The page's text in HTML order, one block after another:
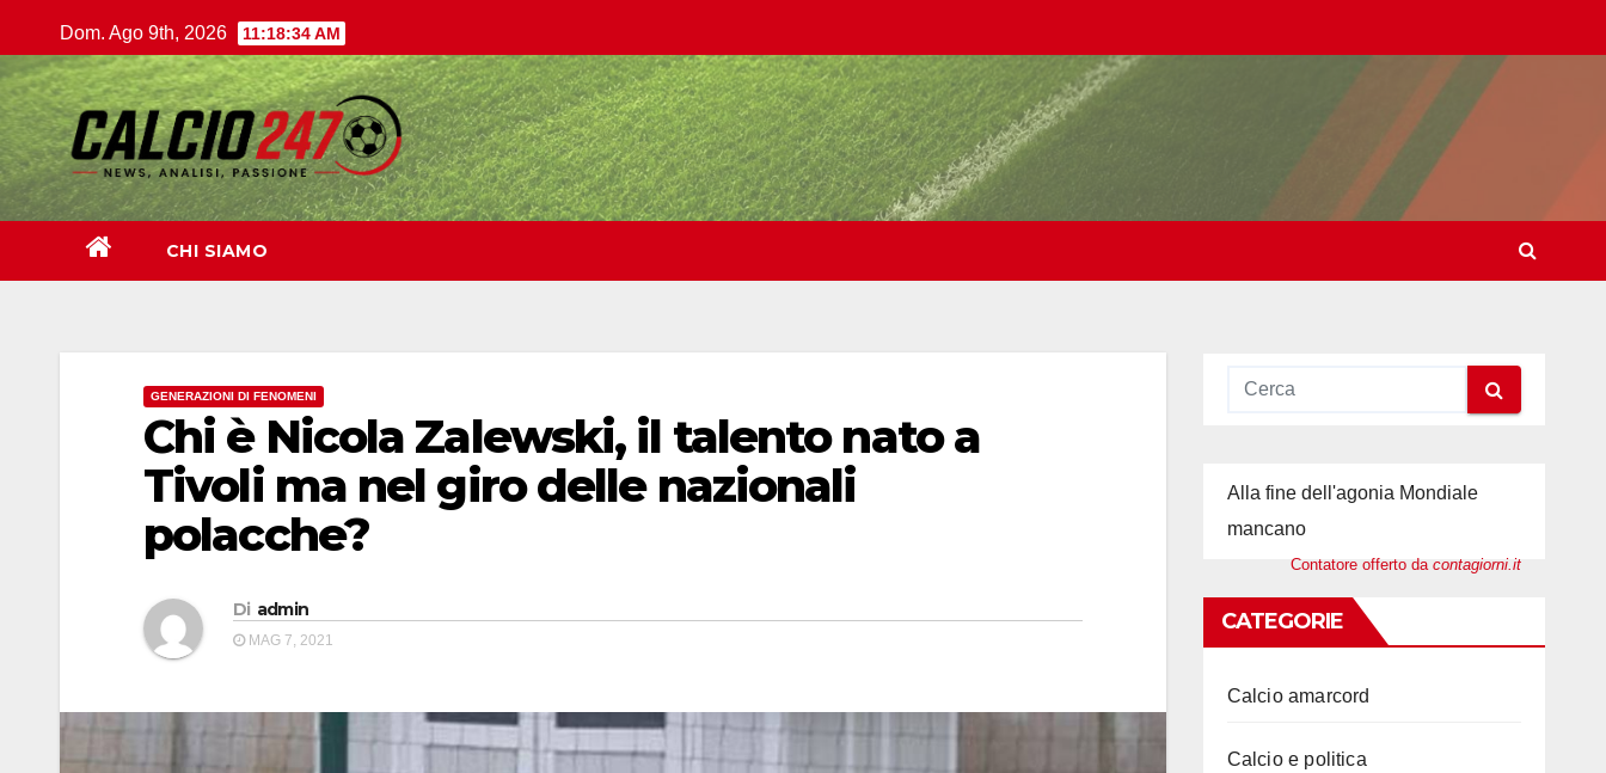
al
contenuto
Dom. Ago 9th, 2026 11:18:35 AM
CHI SIAMO
GENERAZIONI DI FENOMENI
Chi è Nicola Zalewski, il talento nato a
Tivoli ma nel giro delle nazionali
polacche?
Di admin
MAG 7, 2021
Alla fine dell'agonia Mondiale
mancano
Contatore offerto da contagiorni.it
CATEGORIE
Calcio amarcord
Calcio e politica